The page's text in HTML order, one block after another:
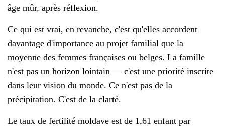
âge mûr, après réflexion.
Ce qui est vrai, en revanche, c'est qu'elles accordent
davantage d'importance au projet familial que la
moyenne des femmes françaises ou belges. La famille
n'est pas un horizon lointain — c'est une priorité inscrite
dans leur vision du monde. Ce n'est pas de la
précipitation. C'est de la clarté.
Le taux de fertilité moldave est de 1,61 enfant par